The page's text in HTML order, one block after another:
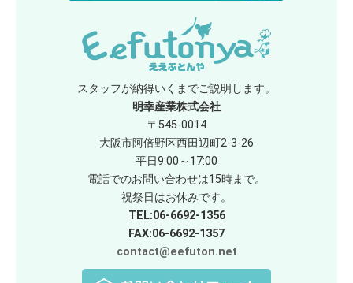
スタッフが納得いくまでご説明します。
明幸産業株式会社
〒545-0014
大阪市阿倍野区西田辺町2-3-26
平日9:00～17:00
電話でのお問い合わせは15時まで。
祝祭日はお休みです。
TEL:06-6692-1356
FAX:06-6692-1357
contact@eefuton.net